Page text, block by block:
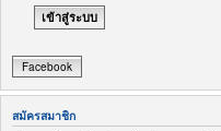
Facebook
สมัครสมาชิก